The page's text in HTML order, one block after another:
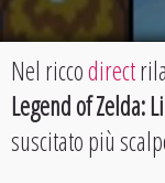
Nel riccodirect
Legend of Zelda:
suscitato più